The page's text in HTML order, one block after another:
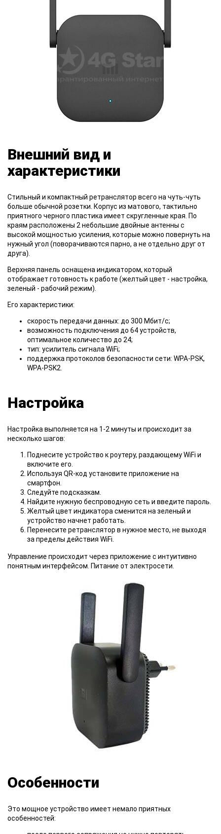
Внешний вид и
характеристики
Стильный и компактный ретранслятор всего на чуть-чуть
больше обычной розетки. Корпус из матового, тактильно
приятного черного пластика имеет скругленные края. По
краям расположены 2 небольшие двойные антенны с
высокой мощностью усиления, которые можно повернуть на
нужный угол (поворачиваются парно, а не отдельно друг от
друга).
Верхняя панель оснащена индикатором, который
отображает готовность к работе (желтый цвет - настройка,
зеленый - рабочий режим).
Его характеристики:
скорость передачи данных: до 300 Мбит/с;
возможность подключения до 64 устройств,
оптимальное количество до 24;
тип: усилитель сигнала WiFi;
поддержка протоколов безопасности сети: WPA-PSK,
WPA-PSK2.
Настройка
Настройка выполняется на 1-2 минуты и происходит за
несколько шагов:
Поднесите устройство к роутеру, раздающему WiFi и
включите его.
Используя QR-код установите приложение на
смартфон.
Следуйте подсказкам.
Найдите нужную беспроводную сеть и введите пароль.
Желтый цвет индикатора сменится на зеленый и
устройство начнет работать.
Перенесите ретранслятор в нужное место, не выходя
за пределы действия WiFi.
Управление происходит через приложение с интуитивно
понятным интерфейсом. Питание от электросети.
Особенности
Это мощное устройство имеет немало приятных
особенностей: